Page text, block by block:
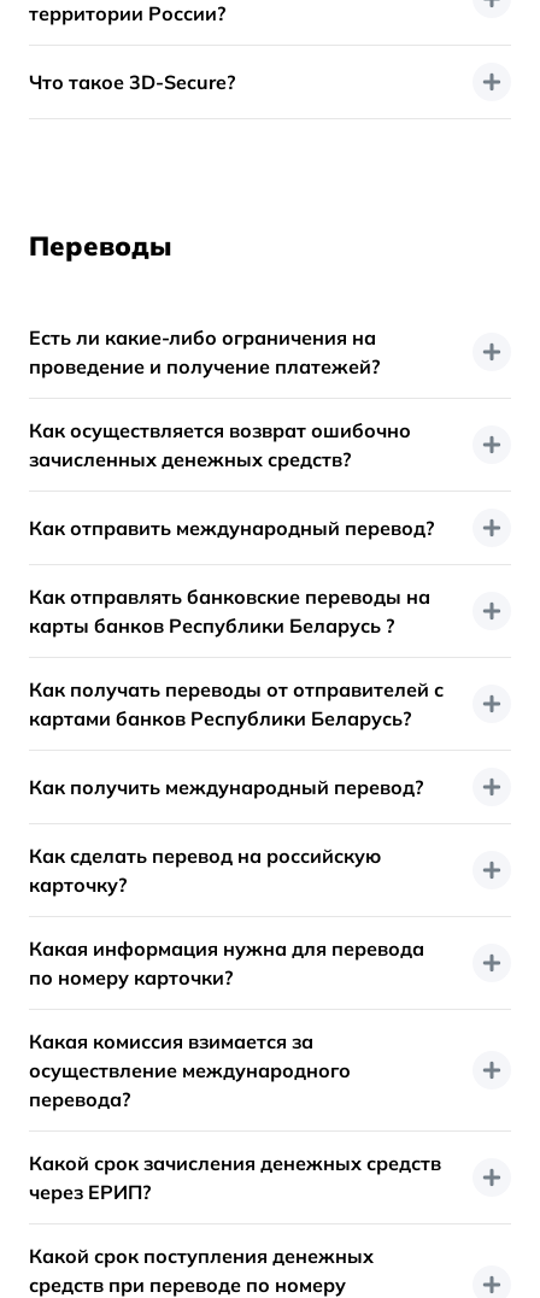
территории России?
Что такое 3D-Secure?
Переводы
Есть ли какие-либо ограничения на
проведение и получение платежей?
Как осуществляется возврат ошибочно
зачисленных денежных средств?
Как отправить международный перевод?
Как отправлять банковские переводы на
карты банков Республики Беларусь ?
Как получать переводы от отправителей с
картами банков Республики Беларусь?
Как получить международный перевод?
Как сделать перевод на российскую
карточку?
Какая информация нужна для перевода
по номеру карточки?
Какая комиссия взимается за
осуществление международного
перевода?
Какой срок зачисления денежных средств
через ЕРИП?
Какой срок поступления денежных
средств при переводе по номеру